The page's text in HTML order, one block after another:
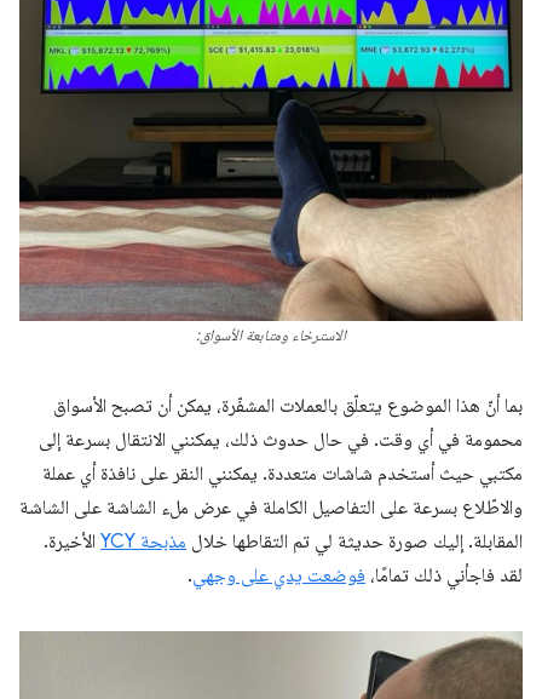
الاسترخاء ومتابعة الأسواق:
بما أنّ هذا الموضوع يتعلّق بالعملات المشفّرة، يمكن أن تصبح الأسواق
محمومة في أي وقت. في حال حدوث ذلك، يمكنني الانتقال بسرعة إلى
مكتبي حيث أستخدم شاشات متعددة. يمكنني النقر على نافذة أي عملة
والاطّلاع بسرعة على التفاصيل الكاملة في عرض ملء الشاشة على الشاشة
المقابلة. إليك صورة حديثة لي تم التقاطها خلال مذبحة YCY
الأخيرة.
لقد فاجأني ذلك تمامًا، فوضعت يدي على وجهي.